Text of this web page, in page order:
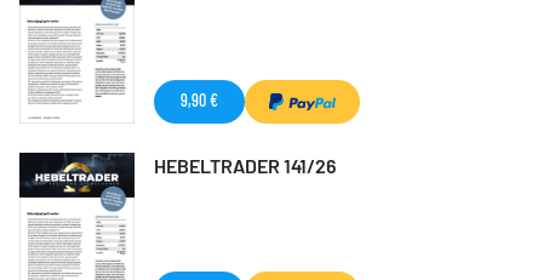
9,90 €
HEBELTRADER 141/26